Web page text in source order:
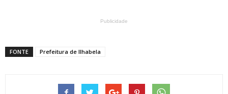
Publicidade
FONTE Prefeitura de Ilhabela